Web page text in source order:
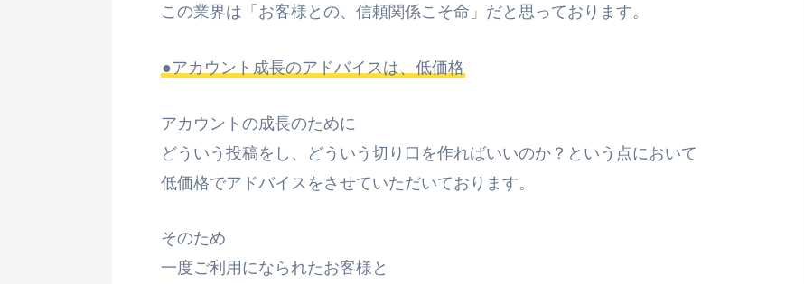
この業界は「お客様との、信頼関係こそ命」だと思っております。
●アカウント成長のアドバイスは、低価格
アカウントの成長のために
どういう投稿をし、どういう切り口を作ればいいのか？という点において
低価格でアドバイスをさせていただいております。
そのため
一度ご利用になられたお客様と